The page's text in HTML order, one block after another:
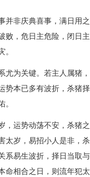
并非庆典喜事，满日用
败，危日主危险，闭日
。
尤为关键。若主人属猪
势本已多有波折，杀猪
。
，运势动荡不安，杀猪
太岁，易招小人是非，
系易生波折，择日当取
命相合之日，则流年犯